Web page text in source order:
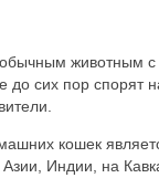
животным с
сих пор спорят
кошек
Индии, на